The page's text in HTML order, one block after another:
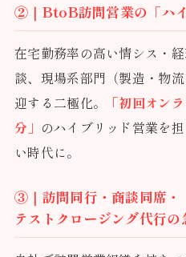
②｜BtoB訪問営業の「ハ
在宅勤務率の高い情シス・
談、現場系部門（製造・物
迎する二極化。
「初回オン
分」 のハイブリッド営業を
い時代に。
③｜訪問同行・商談同席・
テストクロージング代行の